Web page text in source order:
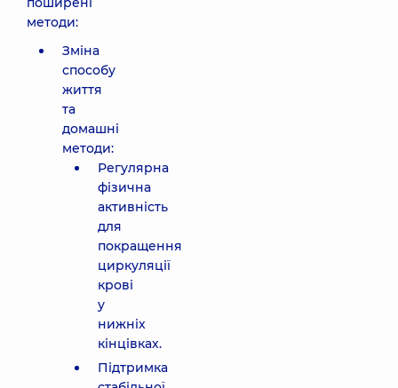
методи:
Зміна
способу
життя
та
домашні
методи:
Регулярна
фізична
активність
для
покращення
циркуляції
крові
у
нижніх
кінцівках.
Підтримка